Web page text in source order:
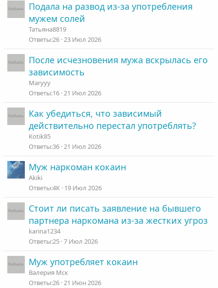
Подала на развод из-за употребления
мужем солей
Татьяна8819
26 23 Июл 2026
После исчезновения мужа вскрылась его
зависимость
Maryyy
16 21 Июл 2026
Как убедиться, что зависимый
действительно перестал употреблять?
Kotik85
36 21 Июл 2026
Муж наркоман кокаин
Akiki
4K 19 Июл 2026
Стоит ли писать заявление на бывшего
партнера наркомана из-за жестких угроз
karina1234
25 7 Июл 2026
Муж употребляет кокаин
Валерия Мск
26 21 Июн 2026